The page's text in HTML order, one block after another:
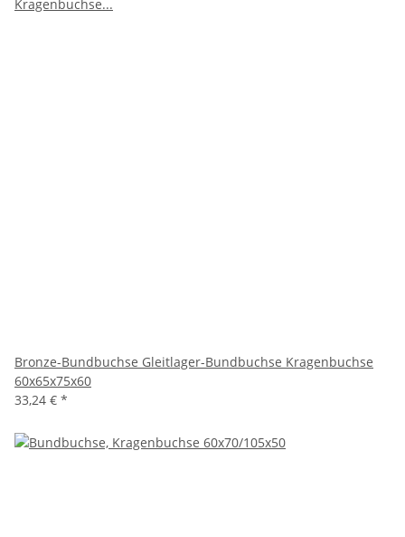
Bronze-Bundbuchse Gleitlager-Bundbuchse Kragenbuchse
60x65x75x60
33,24 € *